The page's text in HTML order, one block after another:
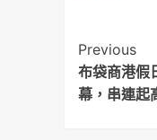
Post
Previous
布袋商港假
幕，串連起